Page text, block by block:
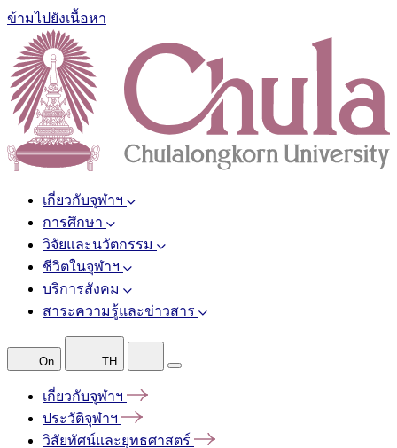
ข้ามไปยังเนื้อหา
เกี่ยวกับจุฬาฯ
การศึกษา
วิจัยและนวัตกรรม
ชีวิตในจุฬาฯ
บริการสังคม
สาระความรู้และข่าวสาร
On TH
เกี่ยวกับจุฬาฯ
ประวัติจุฬาฯ
วิสัยทัศน์และยุทธศาสตร์